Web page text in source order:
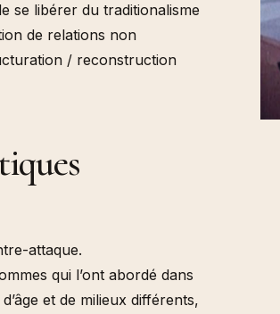
se libérer du traditionalisme
de relations non
/ reconstruction
attaque.
qui l’ont abordé dans
et de milieux différents,